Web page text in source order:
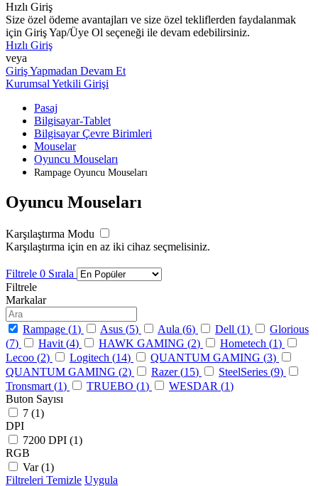
Hızlı Giriş
Size özel ödeme avantajları ve size özel tekliflerden faydalanmak
için Giriş Yap/Üye Ol seçeneği ile devam edebilirsiniz.
Hızlı Giriş
veya
Giriş Yapmadan Devam Et
Kurumsal Yetkili Girişi
Pasaj
Bilgisayar-Tablet
Bilgisayar Çevre Birimleri
Mouselar
Oyuncu Mouseları
Rampage Oyuncu Mouseları
Oyuncu Mouseları
Karşılaştırma Modu
Karşılaştırma için en az iki cihaz seçmelisiniz.
Filtrele 0 Sırala
Filtrele
Markalar
Rampage (1) Asus (5) Aula (6) Dell (1)
Glorious
(7) Havit (4) HAWK GAMING (2) Hometech (1)
Lecoo (2) Logitech (14) QUANTUM GAMING (3)
QUANTUM GAMING (2) Razer (15) SteelSeries (9)
Tronsmart (1) TRUEBO (1) WESDAR (1)
Buton Sayısı
7 (1)
DPI
7200 DPI (1)
RGB
Var (1)
Filtreleri Temizle Uygula